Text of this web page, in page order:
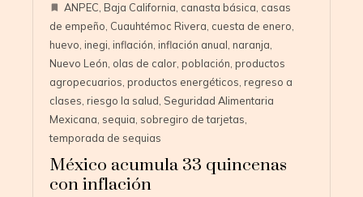
ANPEC, Baja California, canasta básica, casas
de empeño, Cuauhtémoc Rivera, cuesta de enero,
huevo, inegi, inflación, inflación anual, naranja,
Nuevo León, olas de calor, población, productos
agropecuarios, productos energéticos, regreso a
clases, riesgo la salud, Seguridad Alimentaria
Mexicana, sequia, sobregiro de tarjetas,
temporada de sequias
México acumula 33 quincenas
con inflación